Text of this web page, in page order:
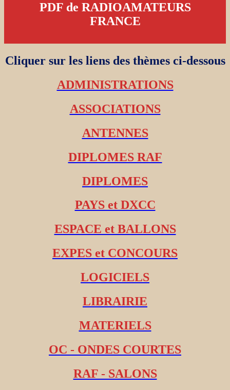
PDF de RADIOAMATEURS
FRANCE
Cliquer sur les liens des thèmes ci-dessous
ADMINISTRATIONS
ASSOCIATIONS
ANTENNES
DIPLOMES RAF
DIPLOMES
PAYS et DXCC
ESPACE et BALLONS
EXPES et CONCOURS
LOGICIELS
LIBRAIRIE
MATERIELS
OC - ONDES COURTES
RAF - SALONS